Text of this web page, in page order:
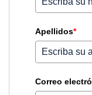
Apellidos*
Correo